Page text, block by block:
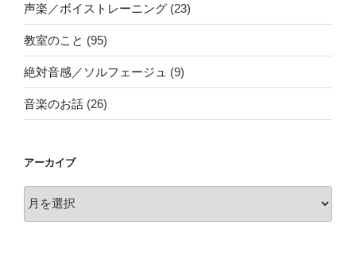
声楽／ボイストレーニング (23)
教室のこと (95)
絶対音感／ソルフェージュ (9)
音楽のお話 (26)
アーカイブ
ー